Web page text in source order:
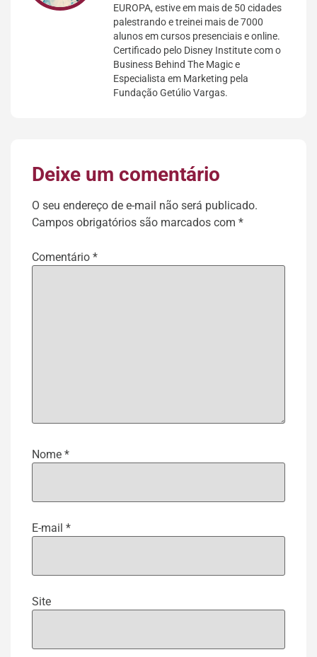
EUROPA, estive em mais de 50 cidades
palestrando e treinei mais de 7000
alunos em cursos presenciais e online.
Certificado pelo Disney Institute com o
Business Behind The Magic e
Especialista em Marketing pela
Fundação Getúlio Vargas.
Deixe um comentário
O seu endereço de e-mail não será publicado.
Campos obrigatórios são marcados com *
Comentário *
Nome *
E-mail *
Site